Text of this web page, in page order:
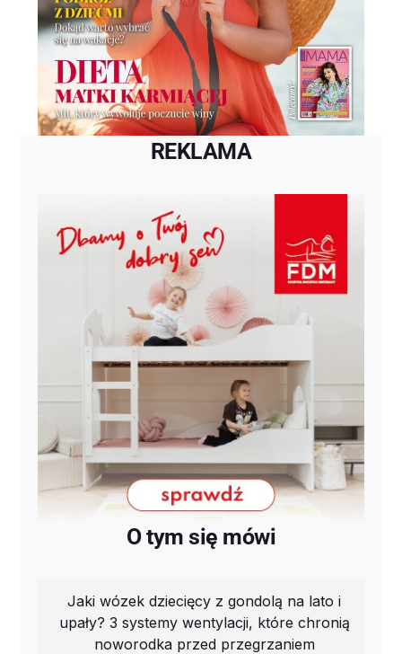
REKLAMA
O tym się mówi
Jaki wózek dziecięcy z gondolą na lato i
upały? 3 systemy wentylacji, które chronią
noworodka przed przegrzaniem